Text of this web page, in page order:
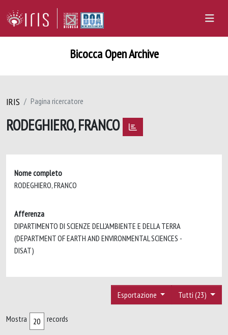
Bicocca Open Archive
IRIS Pagina ricercatore
RODEGHIERO, FRANCO
Nome completo
RODEGHIERO, FRANCO
Afferenza
DIPARTIMENTO DI SCIENZE DELL'AMBIENTE E DELLA TERRA
(DEPARTMENT OF EARTH AND ENVIRONMENTAL SCIENCES -
DISAT)
Tutti (23)
Esportazione
Mostra records